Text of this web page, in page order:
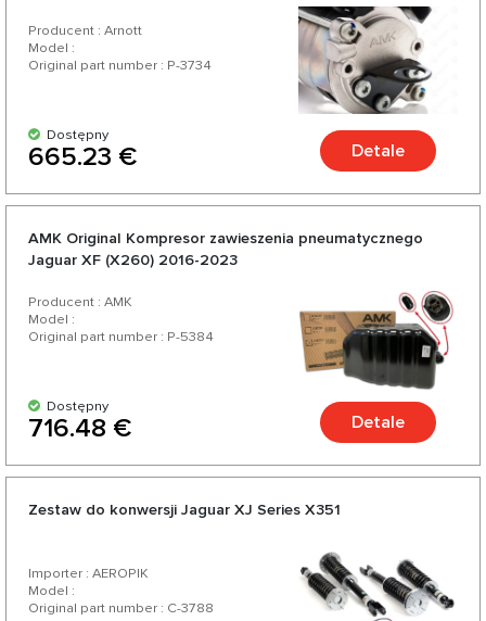
Producent : Arnott
Model :
Original part number : P-3734
Dostępny
665.23 € Detale
AMK Original Kompresor zawieszenia pneumatycznego
Jaguar XF (X260) 2016-2023
Producent : AMK
Model :
Original part number : P-5384
Dostępny
716.48 € Detale
Zestaw do konwersji Jaguar XJ Series X351
Importer : AEROPIK
Model :
Original part number : C-3788